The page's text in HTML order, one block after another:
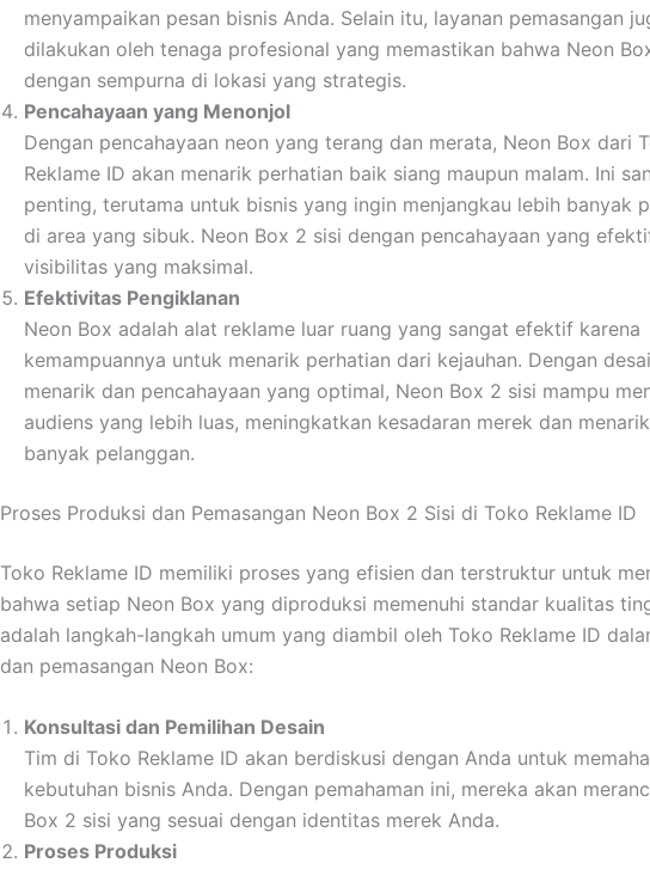
menyampaikan pesan bisnis Anda. Selain itu, layanan pemasangan
dilakukan oleh tenaga profesional yang memastikan bahwa Neon
dengan sempurna di lokasi yang strategis.
Pencahayaan yang Menonjol
Dengan pencahayaan neon yang terang dan merata, Neon Box dari
Reklame ID akan menarik perhatian baik siang maupun malam. Ini
penting, terutama untuk bisnis yang ingin menjangkau lebih banyak
di area yang sibuk. Neon Box 2 sisi dengan pencahayaan yang
visibilitas yang maksimal.
Efektivitas Pengiklanan
Neon Box adalah alat reklame luar ruang yang sangat efektif karena
kemampuannya untuk menarik perhatian dari kejauhan. Dengan
menarik dan pencahayaan yang optimal, Neon Box 2 sisi mampu
audiens yang lebih luas, meningkatkan kesadaran merek dan
banyak pelanggan.
Proses Produksi dan Pemasangan Neon Box 2 Sisi di Toko Reklame ID
Toko Reklame ID memiliki proses yang efisien dan terstruktur untuk
bahwa setiap Neon Box yang diproduksi memenuhi standar kualitas
adalah langkah-langkah umum yang diambil oleh Toko Reklame ID
dan pemasangan Neon Box:
Konsultasi dan Pemilihan Desain
Tim di Toko Reklame ID akan berdiskusi dengan Anda untuk
kebutuhan bisnis Anda. Dengan pemahaman ini, mereka akan
Box 2 sisi yang sesuai dengan identitas merek Anda.
Proses Produksi